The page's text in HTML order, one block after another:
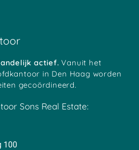
actief.Vanuit het
in Den Haag worden
gecoördineerd.
Sons Real Estate:
100